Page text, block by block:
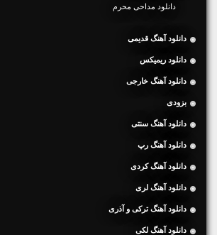
دانلود مداحی محرم
دانلود آهنگ قدیمی
دانلود ریمیکس
دانلود آهنگ خارجی
بزودی
دانلود آهنگ سنتی
دانلود آهنگ رپ
دانلود آهنگ کردی
دانلود آهنگ لری
دانلود آهنگ ترکی و آذری
دانلود آهنگ لکی